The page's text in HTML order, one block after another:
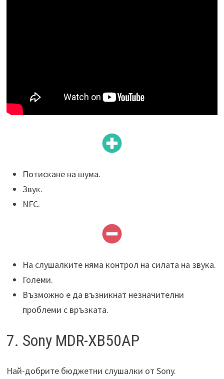
Потискане на шума.
Звук.
NFC.
На слушалките няма контрол на силата на звука.
Големи.
Възможно е да възникнат незначителни
проблеми с връзката.
7. Sony MDR-XB50AP
Най-добрите бюджетни слушалки от Sony.